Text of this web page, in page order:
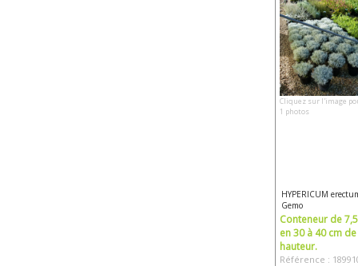
Cliquez sur l'image
1 photos
HYPERICUM
Gemo
Conteneur de
en 30 à 40 cm de
hauteur.
Référence :